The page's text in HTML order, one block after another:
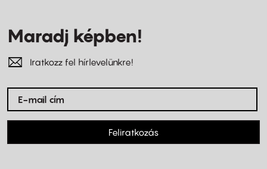
Maradj képben!
Iratkozz fel hírlevelünkre!
Feliratkozás